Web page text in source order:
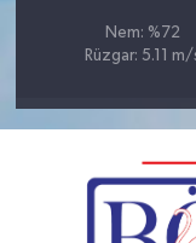
Nem: %72
Rüzgar: 5.11 m/